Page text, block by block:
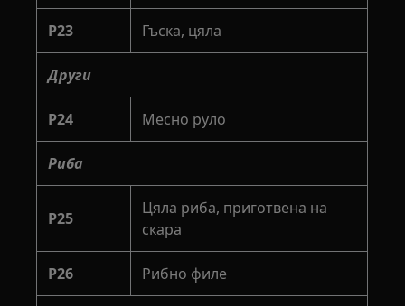
P23 Гъска, цяла
Други
P24 Месно руло
Риба
P25
Цяла риба, приготвена на
скара
P26 Рибно филе